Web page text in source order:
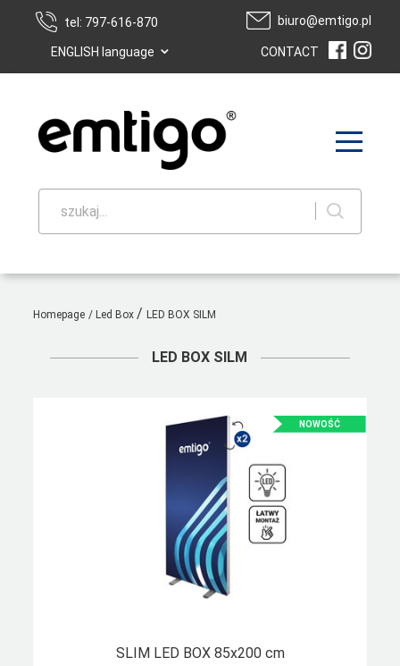
tel: 797-616-870 biuro@emtigo.pl
ENGLISH language ⌄ CONTACT
szukaj...
Homepage / Led Box/LED BOX SILM
LED BOX SILM
SLIM LED BOX 85x200 cm